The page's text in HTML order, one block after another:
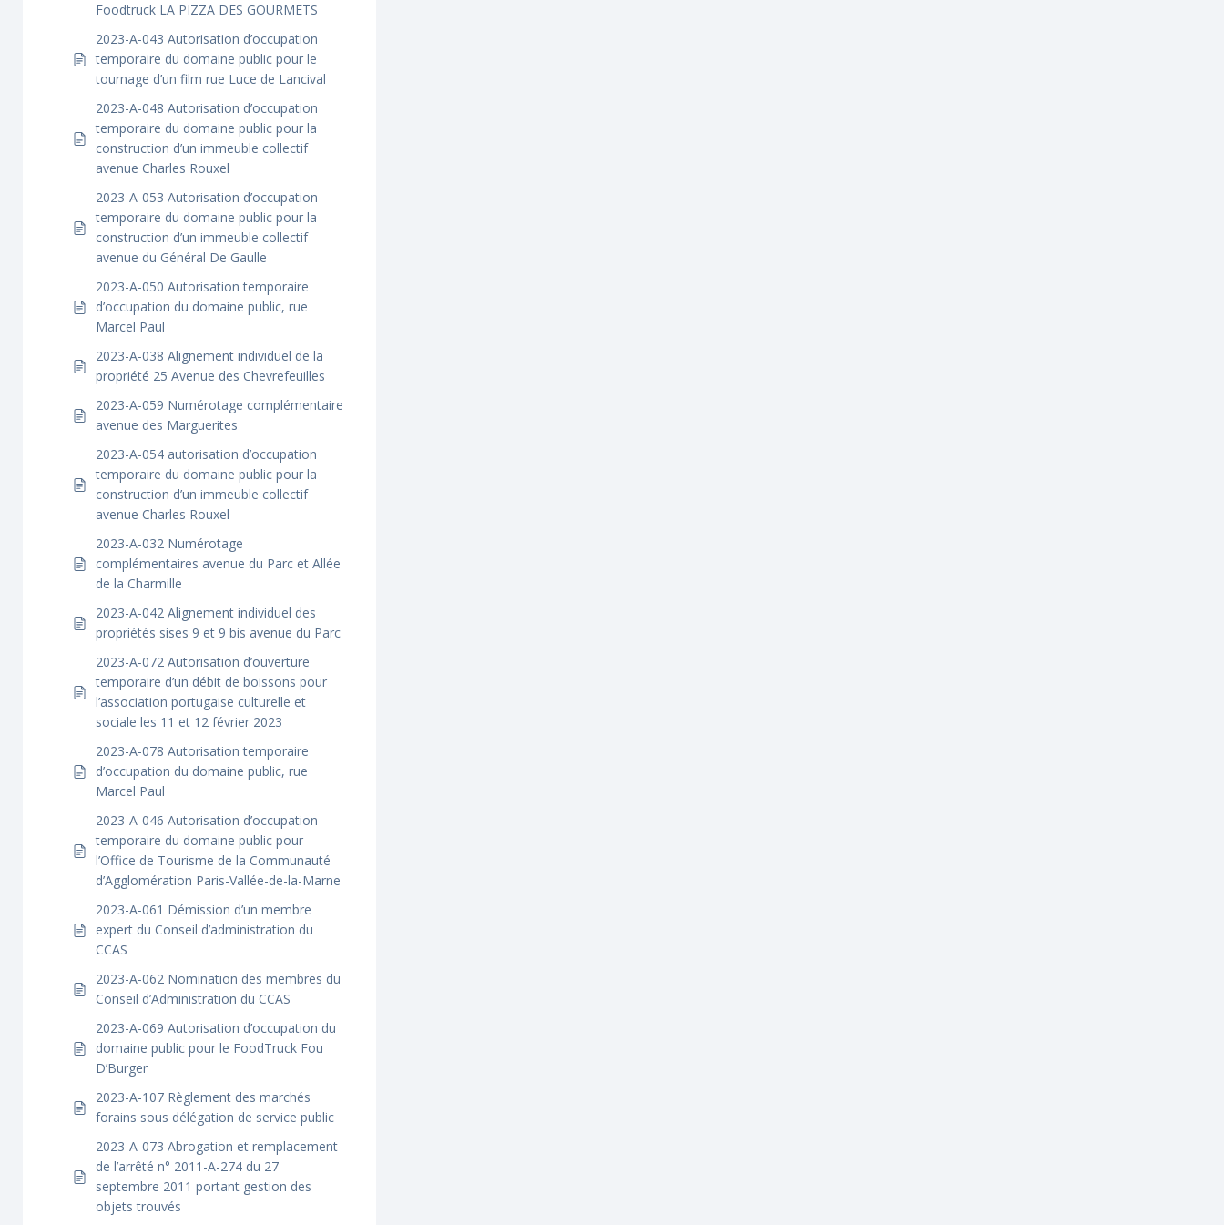
Foodtruck LA PIZZA DES GOURMETS
2023-A-043 Autorisation d’occupation
temporaire du domaine public pour le
tournage d’un film rue Luce de Lancival
2023-A-048 Autorisation d’occupation
temporaire du domaine public pour la
construction d’un immeuble collectif
avenue Charles Rouxel
2023-A-053 Autorisation d’occupation
temporaire du domaine public pour la
construction d’un immeuble collectif
avenue du Général De Gaulle
2023-A-050 Autorisation temporaire
d’occupation du domaine public, rue
Marcel Paul
2023-A-038 Alignement individuel de la
propriété 25 Avenue des Chevrefeuilles
2023-A-059 Numérotage complémentaire
avenue des Marguerites
2023-A-054 autorisation d’occupation
temporaire du domaine public pour la
construction d’un immeuble collectif
avenue Charles Rouxel
2023-A-032 Numérotage
complémentaires avenue du Parc et Allée
de la Charmille
2023-A-042 Alignement individuel des
propriétés sises 9 et 9 bis avenue du Parc
2023-A-072 Autorisation d’ouverture
temporaire d’un débit de boissons pour
l’association portugaise culturelle et
sociale les 11 et 12 février 2023
2023-A-078 Autorisation temporaire
d’occupation du domaine public, rue
Marcel Paul
2023-A-046 Autorisation d’occupation
temporaire du domaine public pour
l’Office de Tourisme de la Communauté
d’Agglomération Paris-Vallée-de-la-Marne
2023-A-061 Démission d’un membre
expert du Conseil d’administration du
CCAS
2023-A-062 Nomination des membres du
Conseil d’Administration du CCAS
2023-A-069 Autorisation d’occupation du
domaine public pour le FoodTruck Fou
D’Burger
2023-A-107 Règlement des marchés
forains sous délégation de service public
2023-A-073 Abrogation et remplacement
de l’arrêté n° 2011-A-274 du 27
septembre 2011 portant gestion des
objets trouvés